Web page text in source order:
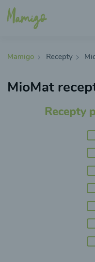
Mamigo Recepty
MioMat
Recepty